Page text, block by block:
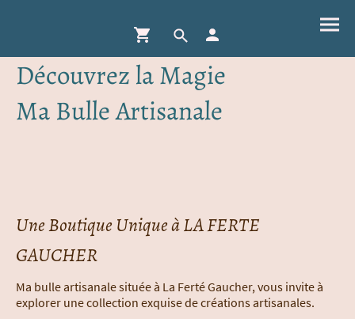
Découvrez la Magie
Ma Bulle Artisanale
Une Boutique Unique à LA FERTE
GAUCHER
Ma bulle artisanale située à La Ferté Gaucher, vous invite à
explorer une collection exquise de créations artisanales.